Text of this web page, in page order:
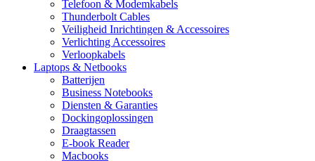
Telefoon & Modemkabels
Thunderbolt Cables
Veiligheid Inrichtingen & Accessoires
Verlichting Accessoires
Verloopkabels
Laptops & Netbooks
Batterijen
Business Notebooks
Diensten & Garanties
Dockingoplossingen
Draagtassen
E-book Reader
Macbooks